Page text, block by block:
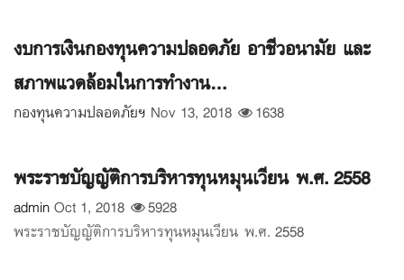
งบการเงินกองทุนความปลอดภัย อาชีวอนามัย และ
สภาพแวดล้อมในการทำงาน...
กองทุนความปลอดภัยฯ Nov 13, 2018 1638
พระราชบัญญัติการบริหารทุนหมุนเวียน พ.ศ. 2558
adminOct 1, 2018
5928
พระราชบัญญัติการบริหารทุนหมุนเวียน พ.ศ. 2558